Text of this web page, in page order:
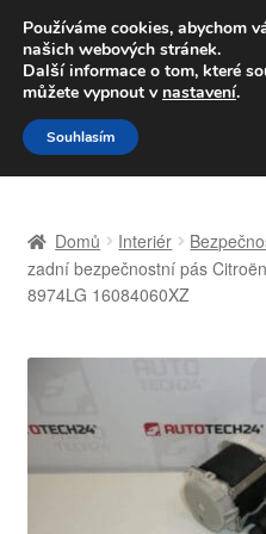
Volejte po-pá
Přeskočit
na
navigaci
Přejít
k
obsahu
Celosvětová doprava
Domů Interiér
zadní bezpečnostní pás
8974LG 16084060XZ
Používáme cookies, abychom
našich webových stránek.
Další informace o tom, které
můžete vypnout v nastavení.
Souhlasím